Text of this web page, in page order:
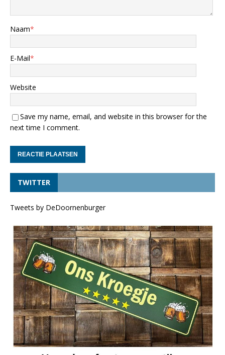
Naam*
E-Mail*
Website
Save my name, email, and website in this browser for the
next time I comment.
TWITTER
Tweets by DeDoornenburger